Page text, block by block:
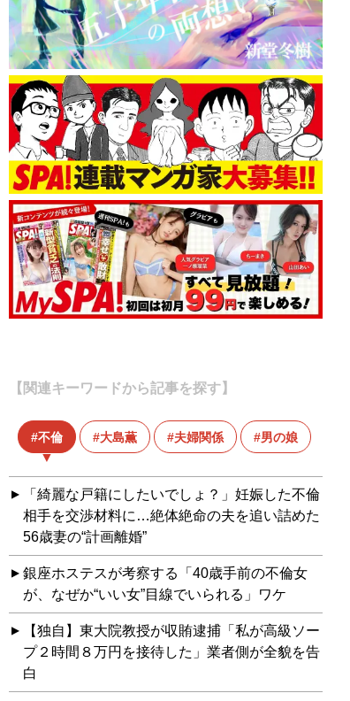
【関連キーワードから記事を探す】
不倫 大島薫 夫婦関係 男の娘
「綺麗な戸籍にしたいでしょ？」妊娠した不倫
相手を交渉材料に…絶体絶命の夫を追い詰めた
56歳妻の“計画離婚”
銀座ホステスが考察する「40歳手前の不倫女
が、なぜか“いい女”目線でいられる」ワケ
【独自】東大院教授が収賄逮捕「私が高級ソー
プ２時間８万円を接待した」業者側が全貌を告
白